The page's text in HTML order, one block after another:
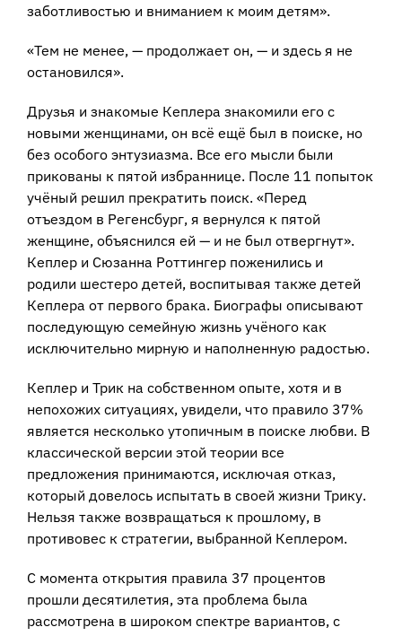
заботливостью и вниманием к моим детям».
«Тем не менее, — продолжает он, — и здесь я не
остановился».
Друзья и знакомые Кеплера знакомили его с
новыми женщинами, он всё ещё был в поиске, но
без особого энтузиазма. Все его мысли были
прикованы к пятой избраннице. После 11 попыток
учёный решил прекратить поиск. «Перед
отъездом в Регенсбург, я вернулся к пятой
женщине, объяснился ей — и не был отвергнут».
Кеплер и Сюзанна Роттингер поженились и
родили шестеро детей, воспитывая также детей
Кеплера от первого брака. Биографы описывают
последующую семейную жизнь учёного как
исключительно мирную и наполненную радостью.
Кеплер и Трик на собственном опыте, хотя и в
непохожих ситуациях, увидели, что правило 37%
является несколько утопичным в поиске любви. В
классической версии этой теории все
предложения принимаются, исключая отказ,
который довелось испытать в своей жизни Трику.
Нельзя также возвращаться к прошлому, в
противовес к стратегии, выбранной Кеплером.
С момента открытия правила 37 процентов
прошли десятилетия, эта проблема была
рассмотрена в широком спектре вариантов, с